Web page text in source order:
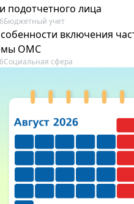
подотчетного лица
Бюджетный учет
включения
ОМС
Социальная сфера